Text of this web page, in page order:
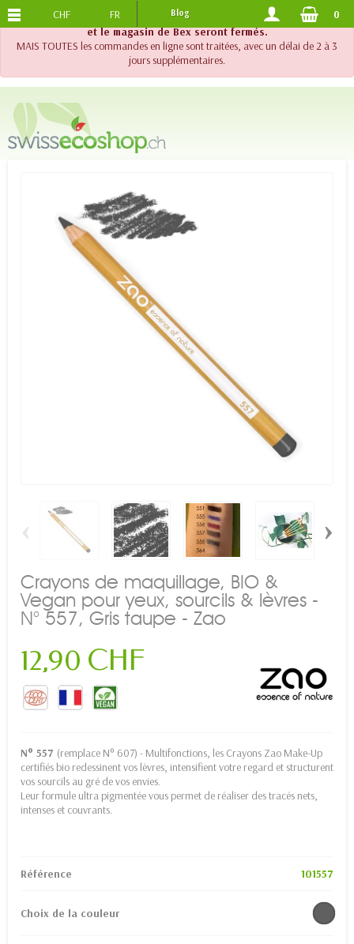
!! Important !! Jusqu'au 20 août 2026, le support téléphonique
et le magasin de Bex seront fermés.
MAIS TOUTES les commandes en ligne sont traitées, avec un délai de 2 à 3
jours supplémentaires.
PORTS OFFERTS DES 120.-
CHF FR Blog 0
‹ ›
Crayons de maquillage, BIO &
Vegan pour yeux, sourcils & lèvres -
N° 557, Gris taupe - Zao
12,90 CHF
N° 557 (remplace N° 607) - Multifonctions, les Crayons Zao Make-Up
certifiés bio redessinent vos lèvres, intensifient votre regard et structurent
vos sourcils au gré de vos envies.
Leur formule ultra pigmentée vous permet de réaliser des tracés nets,
intenses et couvrants.
Référence 101557
Choix de la couleur